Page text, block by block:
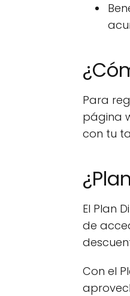
Para
página
con tu
El Plan
de
Con el